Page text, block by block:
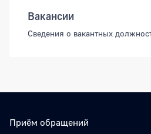
Вакансии
Сведения о вакантных
Приём обращений